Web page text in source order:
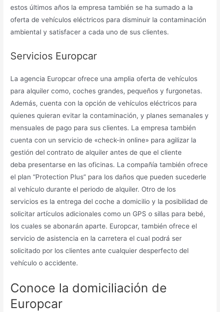
estos últimos años la empresa también se ha sumado a la
oferta de vehículos eléctricos para disminuir la contaminación
ambiental y satisfacer a cada uno de sus clientes.
Servicios Europcar
La agencia Europcar ofrece una amplia oferta de vehículos
para alquiler como, coches grandes, pequeños y furgonetas.
Además, cuenta con la opción de vehículos eléctricos para
quienes quieran evitar la contaminación, y planes semanales y
mensuales de pago para sus clientes. La empresa también
cuenta con un servicio de «check-in online» para agilizar la
gestión del contrato de alquiler antes de que el cliente
deba presentarse en las oficinas. La compañía también ofrece
el plan “Protection Plus” para los daños que pueden sucederle
al vehículo durante el periodo de alquiler. Otro de los
servicios es la entrega del coche a domicilio y la posibilidad de
solicitar artículos adicionales como un GPS o sillas para bebé,
los cuales se abonarán aparte. Europcar, también ofrece el
servicio de asistencia en la carretera el cual podrá ser
solicitado por los clientes ante cualquier desperfecto del
vehículo o accidente.
Conoce la domiciliación de
Europcar